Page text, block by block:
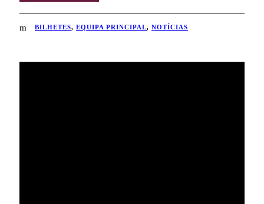
BILHETES, EQUIPA PRINCIPAL, NOTÍCIAS